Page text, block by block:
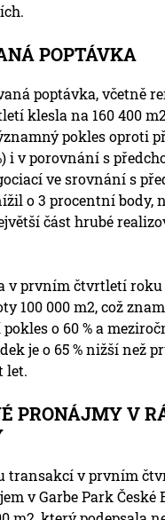
POPTÁVKA
poptávka, včetně
klesla na 160 400
pokles oproti
i v porovnání s
ve srovnání s
o 3 procentní body,
část hrubé
v prvním čtvrtletí roku
100 000 m2, což
o 60 % a
je o 65 % nižší než
let.
PRONÁJMY V
transakcí v prvním
v Garbe Park České